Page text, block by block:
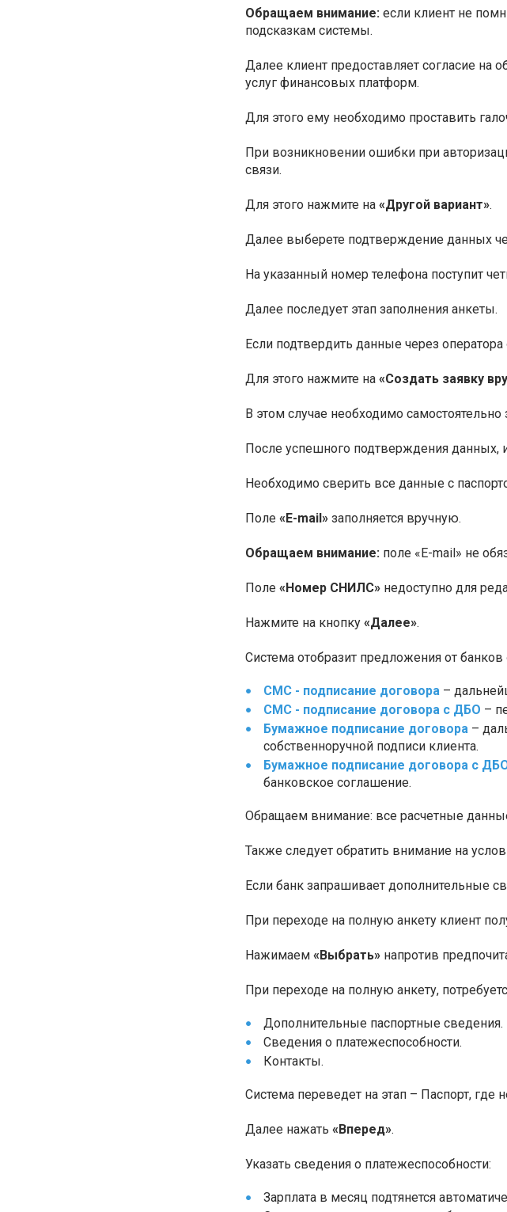
Обращаем внимание: если клиент не
подсказкам системы.
Далее клиент предоставляет согласие на
услуг финансовых платформ.
Для этого ему необходимо проставить
При возникновении ошибки при
связи.
Для этого нажмите на «Другой вариант».
Далее выберете подтверждение данных
На указанный номер телефона поступит
Далее последует этап заполнения анкеты.
Если подтвердить данные через
Для этого нажмите на «Создать заявку
В этом случае необходимо
После успешного подтверждения данных,
Необходимо сверить все данные с
Поле «E-mail» заполняется вручную.
Обращаем внимание: поле «E-mail» не
Поле «Номер СНИЛС» недоступно для
Нажмите на кнопку «Далее».
Система отобразит предложения от
СМС - подписание договора–
СМС - подписание договора с ДБО –
Бумажное подписание договора–
собственноручной подписи клиента.
Бумажное подписание договора с
банковское соглашение.
Обращаем внимание: все расчетные
Также следует обратить внимание на
Если банк запрашивает дополнительные
При переходе на полную анкету клиент
Нажимаем «Выбрать» напротив
При переходе на полную анкету,
Дополнительные паспортные сведения.
Сведения о платежеспособности.
Контакты.
Система переведет на этап – Паспорт, где
Далее нажать «Вперед».
Указать сведения о платежеспособности:
Зарплата в месяц подтянется